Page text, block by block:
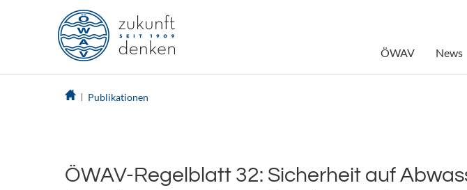
ÖWAV News
Publikationen
ÖWAV-Regelblatt 32: Sicherheit auf